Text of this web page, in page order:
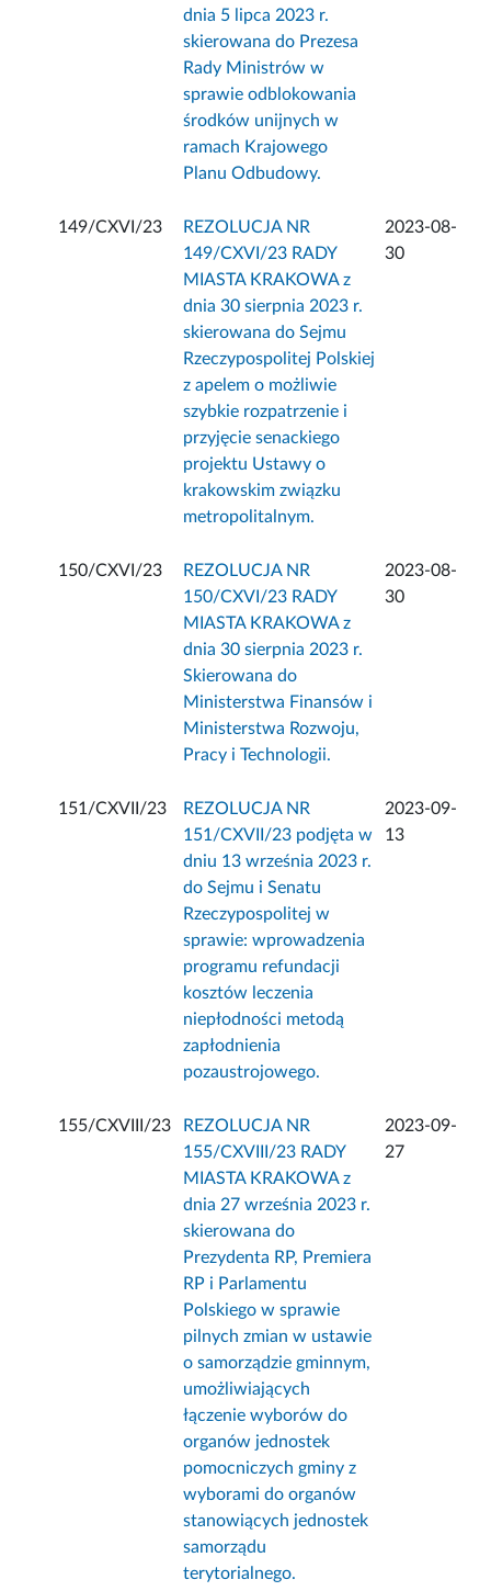
dnia 5 lipca 2023 r.
skierowana do Prezesa
Rady Ministrów w
sprawie odblokowania
środków unijnych w
ramach Krajowego
Planu Odbudowy.
149/CXVI/23
REZOLUCJA NR
149/CXVI/23 RADY
MIASTA KRAKOWA z
dnia 30 sierpnia 2023 r.
skierowana do Sejmu
Rzeczypospolitej Polskiej
z apelem o możliwie
szybkie rozpatrzenie i
przyjęcie senackiego
projektu Ustawy o
krakowskim związku
metropolitalnym.
2023-08-
30
150/CXVI/23
REZOLUCJA NR
150/CXVI/23 RADY
MIASTA KRAKOWA z
dnia 30 sierpnia 2023 r.
Skierowana do
Ministerstwa Finansów i
Ministerstwa Rozwoju,
Pracy i Technologii.
2023-08-
30
151/CXVII/23
REZOLUCJA NR
151/CXVII/23 podjęta w
dniu 13 września 2023 r.
do Sejmu i Senatu
Rzeczypospolitej w
sprawie: wprowadzenia
programu refundacji
kosztów leczenia
niepłodności metodą
zapłodnienia
pozaustrojowego.
2023-09-
13
155/CXVIII/23
REZOLUCJA NR
155/CXVIII/23 RADY
MIASTA KRAKOWA z
dnia 27 września 2023 r.
skierowana do
Prezydenta RP, Premiera
RP i Parlamentu
Polskiego w sprawie
pilnych zmian w ustawie
o samorządzie gminnym,
umożliwiających
łączenie wyborów do
organów jednostek
pomocniczych gminy z
wyborami do organów
stanowiących jednostek
samorządu
terytorialnego.
2023-09-
27